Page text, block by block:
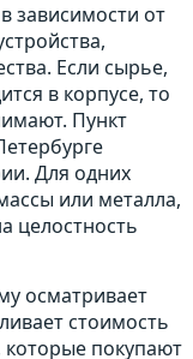
зависимости от
Если сырье,
в корпусе, то
Пункт
Для одних
или металла,
целостность
осматривает
стоимость
которые покупают